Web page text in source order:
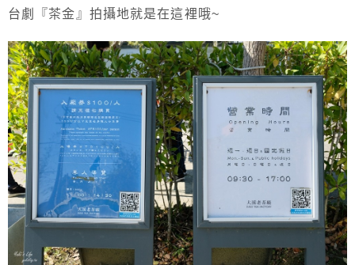
台劇『茶金』拍攝地就是在這裡哦~